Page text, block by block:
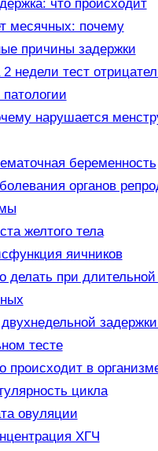
что происходит
месячных: почему
причины задержки
недели тест
нарушается
беременность
органов
желтого тела
яичников
делать при длительной
тесте
происходит в
цикла
овуляции
ХГЧ